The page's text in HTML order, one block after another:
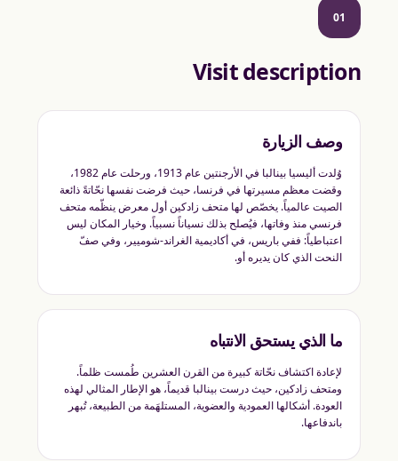
01
Visit description
وصف الزيارة
وُلدت أليسيا بينالبا في الأرجنتين عام 1913، ورحلت عام 1982،
وقضت معظم مسيرتها في فرنسا، حيث فرضت نفسها نحّاتةً ذائعة
الصيت عالمياً. يخصّص لها متحف زادكين أول معرض ينظّمه متحف
فرنسي منذ وفاتها، فيُصلح بذلك نسياناً نسبياً. وخيار المكان ليس
اعتباطياً: ففي باريس، في أكاديمية الغراند-شوميير، وفي صفّ
النحت الذي كان يديره أو.
ما الذي يستحق الانتباه
لإعادة اكتشاف نحّاتة كبيرة من القرن العشرين طُمست ظلماً.
ومتحف زادكين، حيث درست بينالبا قديماً، هو الإطار المثالي لهذه
العودة. أشكالها العمودية والعضوية، المستلهَمة من الطبيعة، تُبهر
باندفاعها.